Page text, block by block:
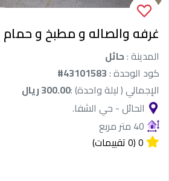
غرفه والصاله و مطبخ و حمام
المدينة :حائل
كود الوحدة :#43101583
الإجمالي ( ليلة واحدة) :300.00 ريال
الحائل - حي الشفا.
40 متر مربع
0(0 تقييمات)